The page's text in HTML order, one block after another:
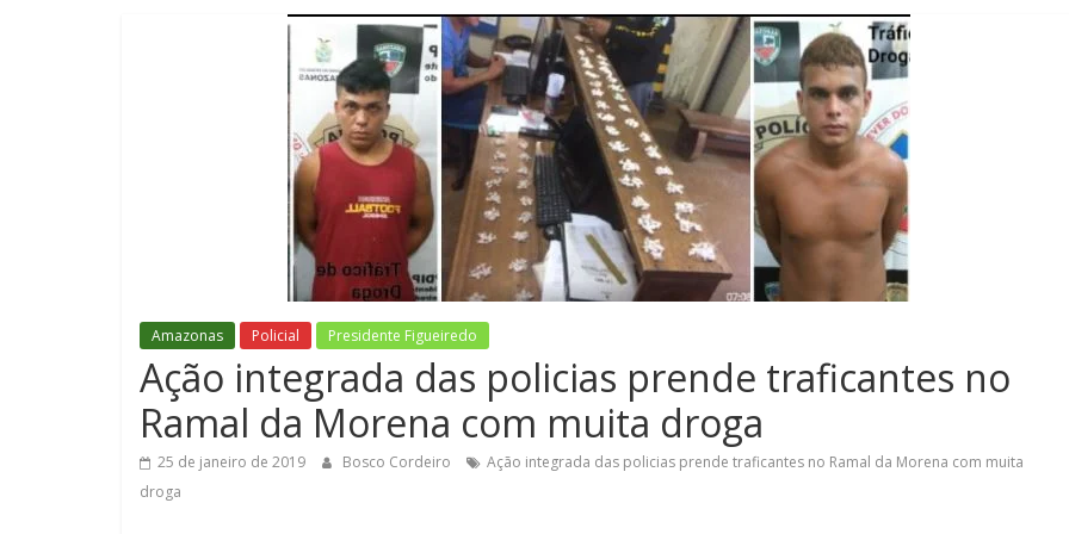
Amazonas Policial Presidente Figueiredo
Ação integrada das policias prende traficantes no
Ramal da Morena com muita droga
25 de janeiro de 2019 Bosco Cordeiro
Ação integrada das policias prende traficantes no Ramal da Morena com muita
droga